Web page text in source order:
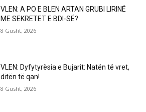
VLEN: A PO E BLEN ARTAN GRUBI LIRINË
ME SEKRETET E BDI-SË?
8 Gusht, 2026
VLEN: Dyfytyrësia e Bujarit: Natën të vret,
ditën të qan!
8 Gusht, 2026